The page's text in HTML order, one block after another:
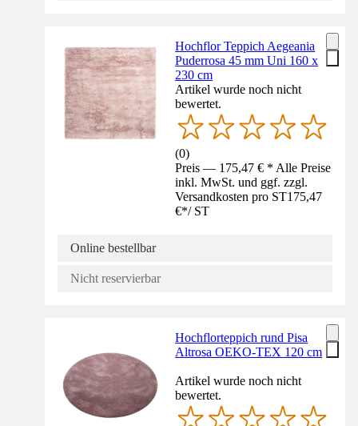
Hochflor Teppich Aegeania
Puderrosa 45 mm Uni 160 x
230 cm
Artikel wurde noch nicht
bewertet.
(0)
Preis — 175,47 € * Alle Preise
inkl. MwSt. und ggf. zzgl.
Versandkosten pro ST175,47
€*/ ST
Online bestellbar
Nicht reservierbar
Hochflorteppich rund Pisa
Altrosa OEKO-TEX 120 cm
Artikel wurde noch nicht
bewertet.